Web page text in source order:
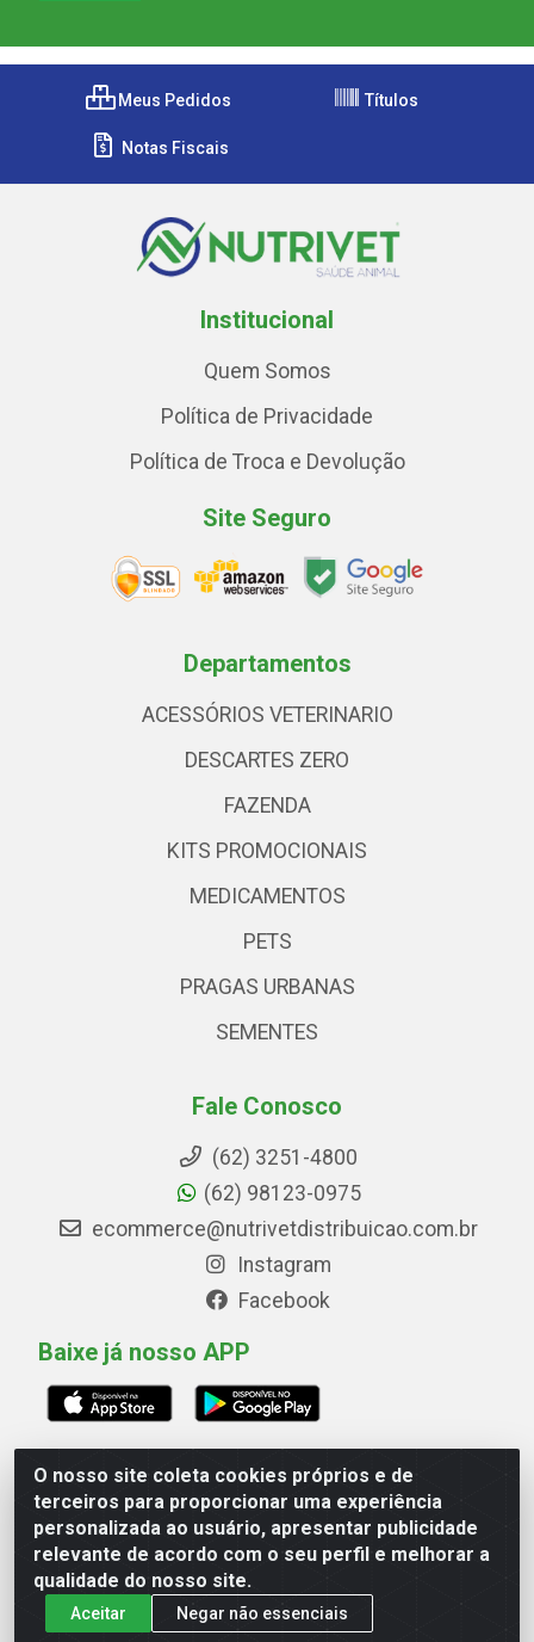
O nosso site coleta cookies próprios e de
terceiros para proporcionar uma experiência
personalizada ao usuário, apresentar publicidade
relevante de acordo com o seu perfil e melhorar a
qualidade do nosso site.
Aceitar
Negar não essenciais
Meus Pedidos Títulos
Notas Fiscais
Institucional
Quem Somos
Política de Privacidade
Política de Troca e Devolução
Site Seguro
Departamentos
ACESSÓRIOS VETERINARIO
DESCARTES ZERO
FAZENDA
KITS PROMOCIONAIS
MEDICAMENTOS
PETS
PRAGAS URBANAS
SEMENTES
Fale Conosco
(62) 3251-4800
(62) 98123-0975
ecommerce@nutrivetdistribuicao.com.br
Instagram
Facebook
Baixe já nosso APP
Avenida Marginal Norte, 266, Quadrai Lt 16 - Set
Marechal Rondon, Goiânia/GO - CEP 74.560-180 - CNPJ
00.748.593/0001-79